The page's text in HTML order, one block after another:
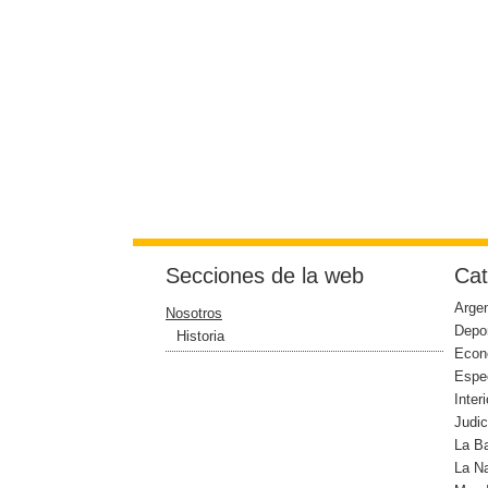
Secciones de la web
Nosotros
Historia
La
La